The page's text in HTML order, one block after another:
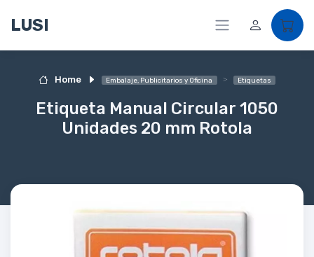
LUSI
Home Embalaje, Publicitarios y Oficina Etiquetas
Etiqueta Manual Circular 1050
Unidades 20 mm Rotola